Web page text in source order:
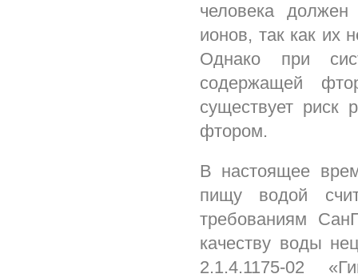
человека должен
ионов, так как их
Однако при
содержащей
существует риск
фтором.
В настоящее
пищу водой
требованиям
качеству воды
2.1.4.1175-02